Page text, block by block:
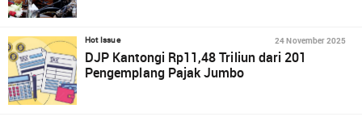
Hot Issue 24 November 2025
DJP Kantongi Rp11,48 Triliun dari 201
Pengemplang Pajak Jumbo